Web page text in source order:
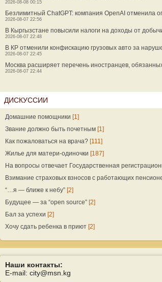
2026-08-08 00:15
Безлимитный ChatGPT: компания OpenAI отменила
2026-08-07 22:56
В Кыргызстане повысили налоги на доходы от
2026-08-07 22:48
В КР отменили конфискацию грузовых авто за
2026-08-07 22:45
Москва расширяет перечень иностранцев,
2026-08-07 22:44
ДИСКУССИИ
Домашние помощники [1]
Звание должно быть почетным [1]
Как пожаловаться на врача? [111]
Жилье для матери-одиночки [187]
На вопросы отвечает Государственная
Взимание страховых взносов с работающих
“…я — ближе к небу” [2]
Будущее — за “open source” [2]
Бал за успехи [2]
Хочу сдать ребенка в приют [2]
Наши контакты:
E-mail: city@msn.kg